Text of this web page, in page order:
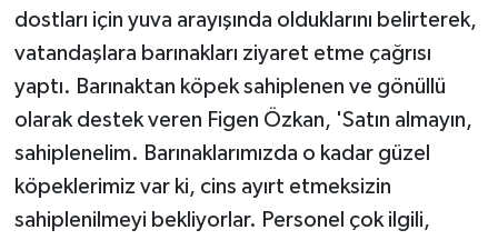
dostları için yuva arayışında olduklarını belirterek,
vatandaşlara barınakları ziyaret etme çağrısı
yaptı. Barınaktan köpek sahiplenen ve gönüllü
olarak destek veren Figen Özkan, 'Satın almayın,
sahiplenelim. Barınaklarımızda o kadar güzel
köpeklerimiz var ki, cins ayırt etmeksizin
sahiplenilmeyi bekliyorlar. Personel çok ilgili,